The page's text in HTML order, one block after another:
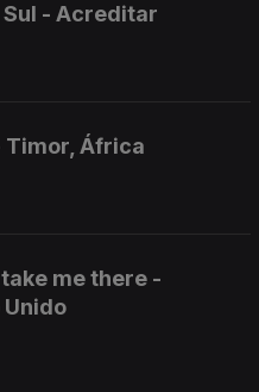
Sul - Acreditar
Timor, África
me there -
Unido